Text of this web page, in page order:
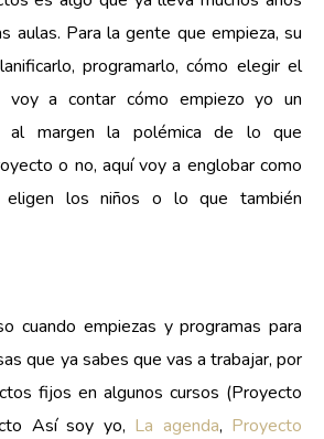
aulas. Para la gente que empieza, su
programarlo, cómo elegir el
a contar cómo empiezo yo un
al margen la polémica de lo que
o no, aquí voy a englobar como
los niños o lo que también
cuando empiezas y programas para
que ya sabes que vas a trabajar, por
fijos en algunos cursos (Proyecto
Así soy yo, La agenda, Proyecto